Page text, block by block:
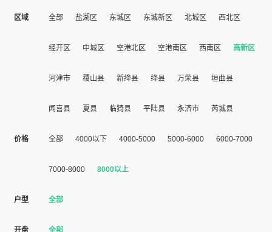
区域 全部 盐湖区 东城区 东城新区 北城区 西北区
经开区 中城区 空港北区 空港南区 西南区 高新区
河津市 稷山县 新绛县 绛县 万荣县 垣曲县
闻喜县 夏县 临猗县 平陆县 永济市 芮城县
价格 全部 4000以下 4000-5000 5000-6000 6000-7000
7000-8000 8000以上
户型 全部
开盘 全部